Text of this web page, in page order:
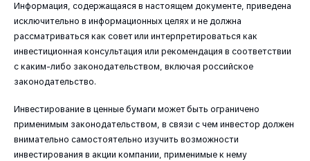
Информация, содержащаяся в настоящем документе, приведена
исключительно в информационных целях и не должна
рассматриваться как совет или интерпретироваться как
инвестиционная консультация или рекомендация в соответствии
с каким-либо законодательством, включая российское
законодательство.
Инвестирование в ценные бумаги может быть ограничено
применимым законодательством, в связи с чем инвестор должен
внимательно самостоятельно изучить возможности
инвестирования в акции компании, применимые к нему